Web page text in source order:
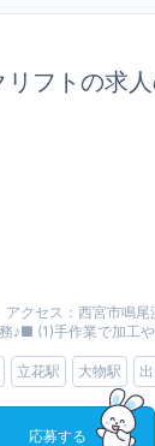
フトの求
クセス：西宮市鳴
♪■ (1)手作業で加工
立花駅 大物駅
応募する